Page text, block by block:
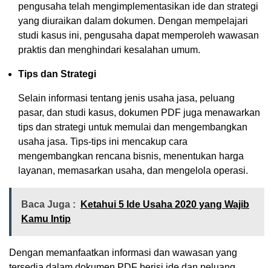
pengusaha telah mengimplementasikan ide dan strategi
yang diuraikan dalam dokumen. Dengan mempelajari
studi kasus ini, pengusaha dapat memperoleh wawasan
praktis dan menghindari kesalahan umum.
Tips dan Strategi
Selain informasi tentang jenis usaha jasa, peluang
pasar, dan studi kasus, dokumen PDF juga menawarkan
tips dan strategi untuk memulai dan mengembangkan
usaha jasa. Tips-tips ini mencakup cara
mengembangkan rencana bisnis, menentukan harga
layanan, memasarkan usaha, dan mengelola operasi.
Baca Juga :
Ketahui 5 Ide Usaha 2020 yang Wajib
Kamu Intip
Dengan memanfaatkan informasi dan wawasan yang